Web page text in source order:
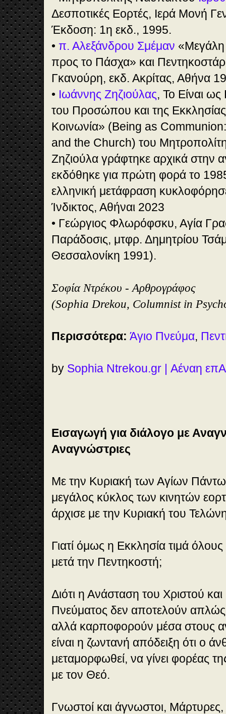
Δεσποτικές Εορτές, Ιερά Μονή
Έκδοση: 1η εκδ., 1995.
• π. Αλεξάνδρου Σμέμαν «Μεγάλη
προς το Πάσχα» και
Γκανούρη, εκδ. Ακρίτας, Αθήνα
• Ιωάννης Ζηζιούλας, Το Είναι ως
του Προσώπου και της
Κοινωνία» (Being as
and the Church) του
Ζηζιούλα γράφτηκε αρχικά στην
εκδόθηκε για πρώτη φορά το
ελληνική μετάφραση
Ίνδικτος, Αθήναι 2023
• Γεώργιος Φλωρόφσκυ, Αγία
Παράδοσις, μτφρ. Δημητρίου
Θεσσαλονίκη 1991).
Σοφία Ντρέκου - Αρθρογράφος
(Sophia Drekou, Columnist in
Περισσότερα: Άγιο Πνεύμα,
by Sophia Ntrekou.gr | Αέναη
Εισαγωγή για διάλογο με
Αναγνώστριες
Με την Κυριακή των Αγίων
μεγάλος κύκλος των κινητών
άρχισε με την Κυριακή του
Γιατί όμως η Εκκλησία τιμά
μετά την Πεντηκοστή;
Διότι η Ανάσταση του Χριστού
Πνεύματος δεν αποτελούν απλώς
αλλά καρποφορούν μέσα στους
είναι η ζωντανή απόδειξη ότι ο
μεταμορφωθεί, να γίνει φορέας
με τον Θεό.
Γνωστοί και άγνωστοι,